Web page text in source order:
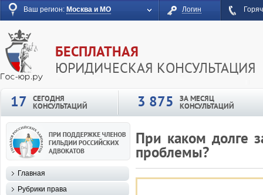
Ваш регион: Москва и МО Логин
БЕСПЛАТНАЯ
ЮРИДИЧЕСКАЯ КОНСУЛЬТАЦИЯ
17
СЕГОДНЯ
КОНСУЛЬТАЦИЙ 3 875 ЗА МЕСЯЦ
КОНСУЛЬТАЦИЙ
При каком долге
проблемы?
Главная
Рубрики права